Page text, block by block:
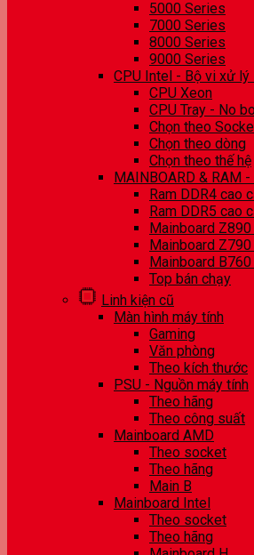
5000 Series
7000 Series
8000 Series
9000 Series
CPU Intel - Bộ vi xử lý
CPU Xeon
CPU Tray - No
Chọn theo
Chọn theo dòng
Chọn theo thế hệ
MAINBOARD & RAM -
Ram DDR4 cao
Ram DDR5 cao
Mainboard
Mainboard
Mainboard
Top bán chạy
Linh kiện cũ
Màn hình máy tính
Gaming
Văn phòng
Theo kích thước
PSU - Nguồn máy tính
Theo hãng
Theo công suất
Mainboard AMD
Theo socket
Theo hãng
Main B
Mainboard Intel
Theo socket
Theo hãng